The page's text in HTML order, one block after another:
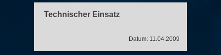
Technischer Einsatz
Datum: 11.04.2009